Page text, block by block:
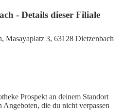
- Details dieser Filiale
Masayaplatz 3, 63128 Dietzenbach
Prospekt an deinem Standort
Angeboten, die du nicht verpassen